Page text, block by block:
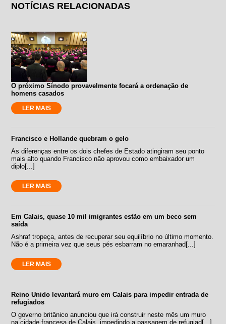
NOTÍCIAS RELACIONADAS
O próximo Sínodo provavelmente focará a ordenação de
homens casados
LER MAIS
Francisco e Hollande quebram o gelo
As diferenças entre os dois chefes de Estado atingiram seu ponto
mais alto quando Francisco não aprovou como embaixador um
diplo[...]
LER MAIS
Em Calais, quase 10 mil imigrantes estão em um beco sem
saída
Ashraf tropeça, antes de recuperar seu equilíbrio no último momento.
Não é a primeira vez que seus pés esbarram no emaranhad[...]
LER MAIS
Reino Unido levantará muro em Calais para impedir entrada de
refugiados
O governo britânico anunciou que irá construir neste mês um muro
na cidade francesa de Calais, impedindo a passagem de refugiad[...]